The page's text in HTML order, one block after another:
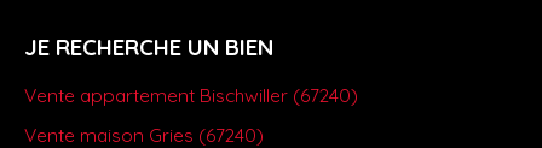
JE RECHERCHE UN BIEN
Vente appartement Bischwiller (67240)
Vente maison Gries (67240)